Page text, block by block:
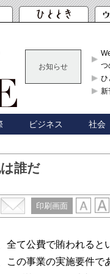
お知らせ
つ
ひ
新
ビジネス 社会
誰だ
印刷画面
て公費で賄われると
この事業の実施要件